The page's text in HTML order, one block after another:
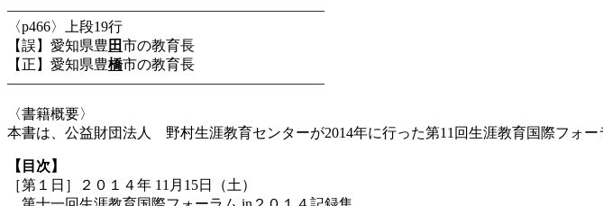
——————————————————————
〈p466〉上段19行
【誤】愛知県豊 田市の教育長
【正】愛知県豊橋市の教育長
—————————————————————―
〈書籍概要〉
本書は、公益財団法人 野村生涯教育センターが2014年に行った第11回生涯教育国際フォ
【目次】
［第１日］２０１４年 11月15日（土）